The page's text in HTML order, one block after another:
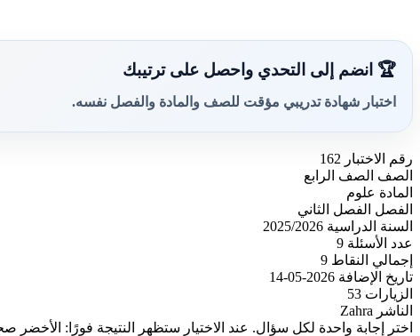
🏆 انضم إلى التحدي واحصل على ترتيبك
اختبار شهادة تدريبي مؤقت للصف والمادة والفصل نفسه.
رقم الاختبار 162
الصف الصف الرابع
المادة علوم
الفصل الفصل الثاني
السنة الدراسية 2025/2026
عدد الأسئلة 9
إجمالي النقاط 9
تاريخ الإضافة 2026-05-14
الزيارات 53
الناشر Zahra
اختر إجابة واحدة لكل سؤال. عند الاختيار ستظهر النتيجة فورًا: الأخضر